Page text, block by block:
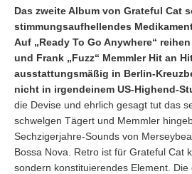
Das zweite Album von Grateful Cat
stimmungsaufhellendes
Auf „Ready To Go Anywhere“
und Frank „Fuzz“ Memmler Hit an
ausstattungsmäßig in Berlin-
nicht in irgendeinem US-Highend-
die Devise und ehrlich gesagt tut das
schwelgen Tägert und Memmler
Sechzigerjahre-Sounds von
Bossa Nova. Retro ist für Grateful Cat
sondern konstituierendes Element. Die